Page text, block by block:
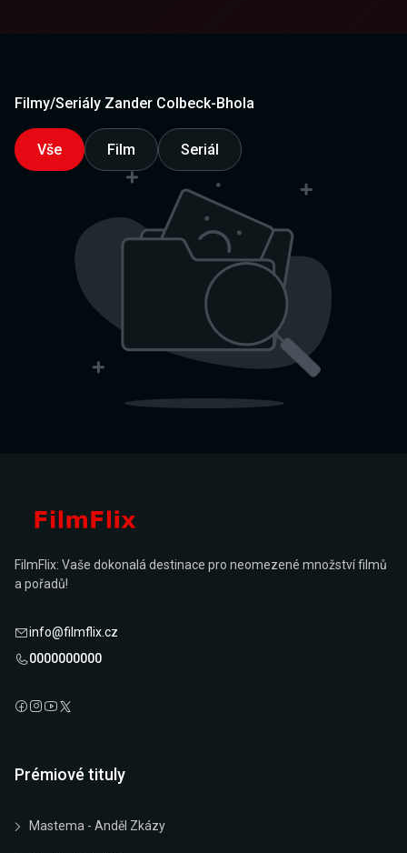
Filmy/Seriály Zander Colbeck-Bhola
Vše Film Seriál
FilmFlix: Vaše dokonalá destinace pro neomezené množství filmů
a pořadů!
info@filmflix.cz
0000000000
Prémiové tituly
Mastema - Anděl Zkázy